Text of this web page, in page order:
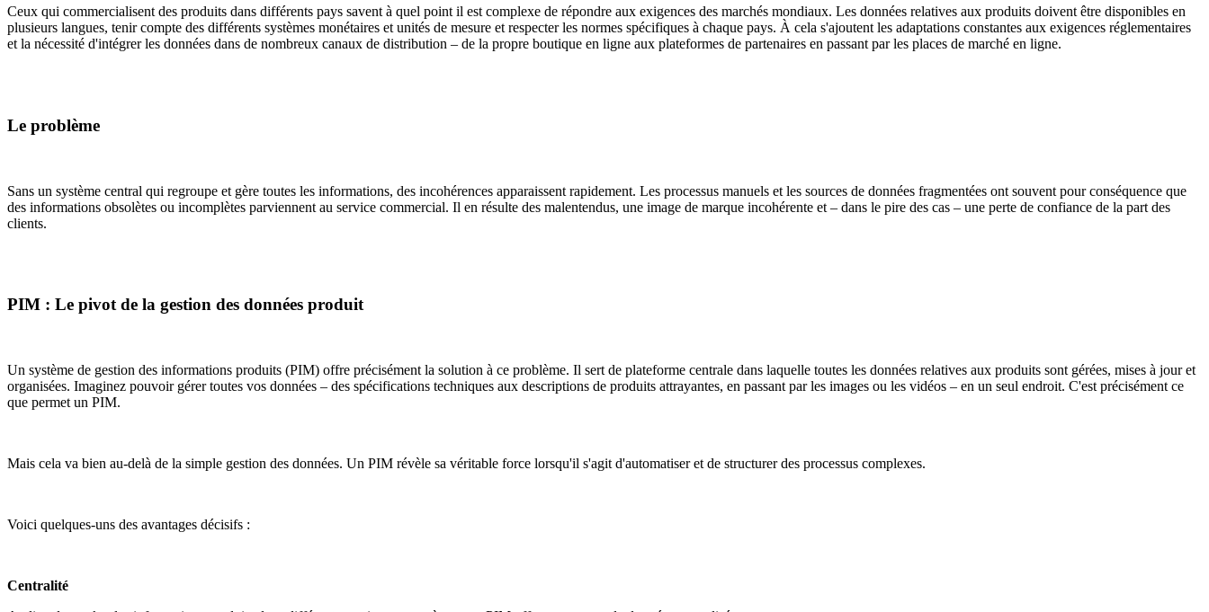
Ceux qui commercialisent des produits dans différents pays savent à quel point il est complexe de répondre aux exigences des marchés mondiaux. Les données relatives aux produits doivent être disponibles en
plusieurs langues, tenir compte des différents systèmes monétaires et unités de mesure et respecter les normes spécifiques à chaque pays. À cela s'ajoutent les adaptations constantes aux exigences réglementaires
et la nécessité d'intégrer les données dans de nombreux canaux de distribution – de la propre boutique en ligne aux plateformes de partenaires en passant par les places de marché en ligne.
Le problème
Sans un système central qui regroupe et gère toutes les informations, des incohérences apparaissent rapidement. Les processus manuels et les sources de données fragmentées ont souvent pour conséquence que
des informations obsolètes ou incomplètes parviennent au service commercial. Il en résulte des malentendus, une image de marque incohérente et – dans le pire des cas – une perte de confiance de la part des
clients.
PIM : Le pivot de la gestion des données produit
Un système de gestion des informations produits (PIM) offre précisément la solution à ce problème. Il sert de plateforme centrale dans laquelle toutes les données relatives aux produits sont gérées, mises à jour et
organisées. Imaginez pouvoir gérer toutes vos données – des spécifications techniques aux descriptions de produits attrayantes, en passant par les images ou les vidéos – en un seul endroit. C'est précisément ce
que permet un PIM.
Mais cela va bien au-delà de la simple gestion des données. Un PIM révèle sa véritable force lorsqu'il s'agit d'automatiser et de structurer des processus complexes.
Voici quelques-uns des avantages décisifs :
Centralité